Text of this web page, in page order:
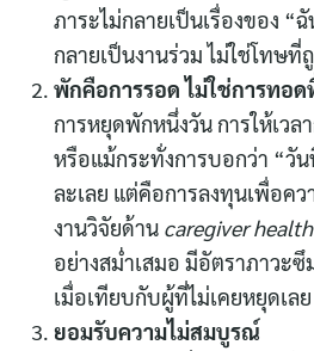
ภาระไม่กลายเป็นเรื่องของ “
กลายเป็นงานร่วม ไม่ใช่โทษที่
พักคือการรอด ไม่ใช่การทอด
การหยุดพักหนึ่งวัน การให้เวล
หรือแม้กระทั่งการบอกว่า “วั
ละเลย แต่คือการลงทุนเพื่อค
งานวิจัยด้าน caregiver health
อย่างสม่ำเสมอ มีอัตราภาวะซึ
เมื่อเทียบกับผู้ที่ไม่เคยหยุดเลย
ยอมรับความไม่สมบูรณ์